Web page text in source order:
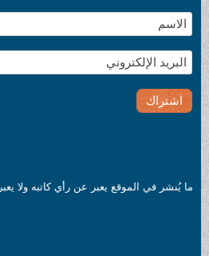
ما يُنشر في الموقع يعبر عن رأي كاتبه ولا يعبر